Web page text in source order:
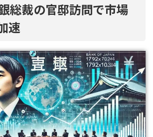
総裁の官邸訪問で市場
速